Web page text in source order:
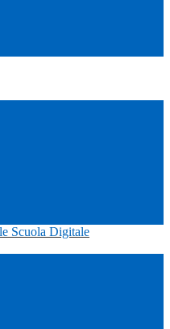
Scuola Digitale